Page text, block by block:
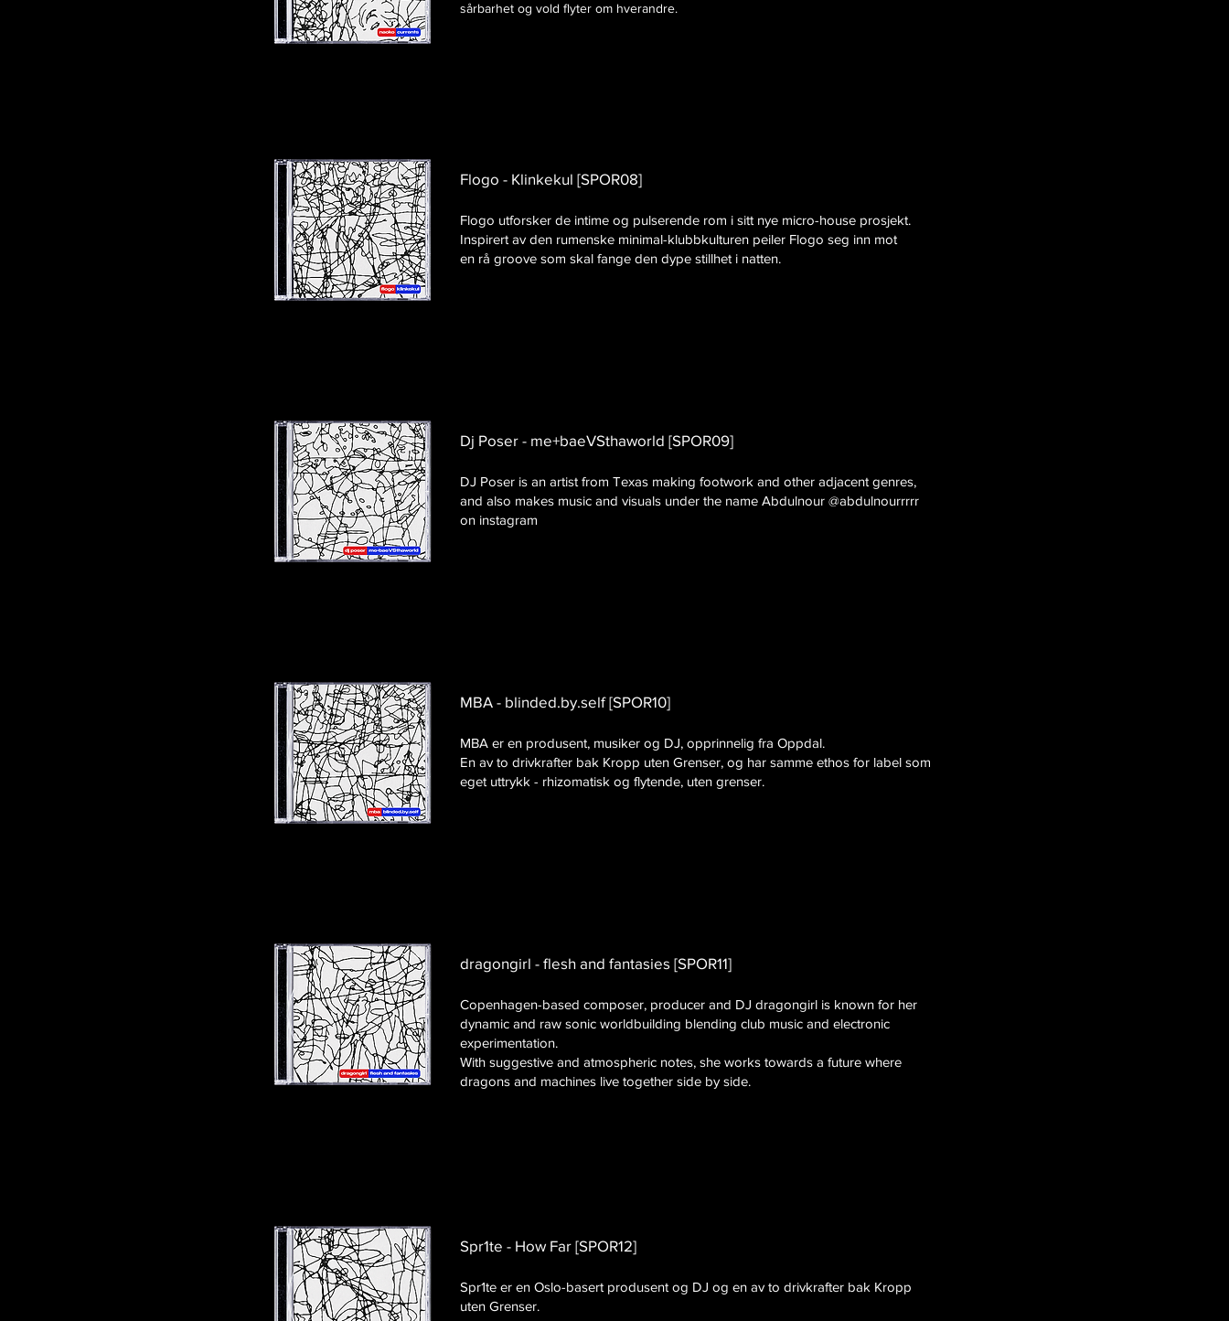
sårbarhet og vold flyter om hverandre.
Flogo - Klinkekul [SPOR08]
Flogo utforsker de intime og pulserende rom i sitt nye micro-house prosjekt.
Inspirert av den rumenske minimal-klubbkulturen peiler Flogo seg inn mot
en rå groove som skal fange den dype stillhet i natten.
Dj Poser - me+baeVSthaworld [SPOR09]
DJ Poser is an artist from Texas making footwork and other adjacent genres,
and also makes music and visuals under the name Abdulnour @abdulnourrrrr
on instagram
MBA - blinded.by.self [SPOR10]
MBA er en produsent, musiker og DJ, opprinnelig fra Oppdal.
En av to drivkrafter bak Kropp uten Grenser, og har samme ethos for label som
eget uttrykk - rhizomatisk og flytende, uten grenser.
dragongirl - flesh and fantasies [SPOR11]
Copenhagen-based composer, producer and DJ dragongirl is known for her
dynamic and raw sonic worldbuilding blending club music and electronic
experimentation.
With suggestive and atmospheric notes, she works towards a future where
dragons and machines live together side by side.
Spr1te - How Far [SPOR12]
Spr1te er en Oslo-basert produsent og DJ og en av to drivkrafter bak Kropp
uten Grenser.